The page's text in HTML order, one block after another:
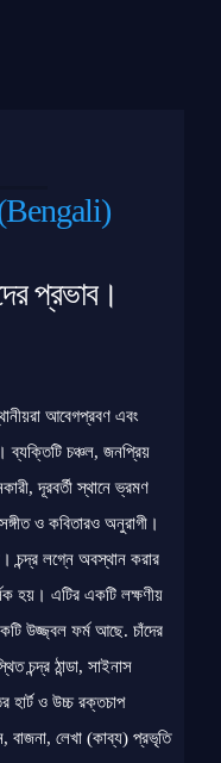
(Bengali)
প্রভাব।
আবেগপ্রবণ এবং
ব্যক্তিটি চঞ্চল, জনপ্রিয়
দূরবর্তী স্থানে ভ্রমণ
ও কবিতারও অনুরাগী।
চন্দ্র লগ্নে অবস্থান করার
হয়। এটির একটি লক্ষণীয়
উজ্জ্বল ফর্ম আছে. চাঁদের
চন্দ্র ঠান্ডা, সাইনাস
হার্ট ও উচ্চ রক্তচাপ
বাজনা, লেখা (কাব্য) প্রভৃতি